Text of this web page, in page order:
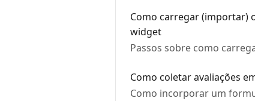
Como carregar (importar)
widget
Passos sobre como
Como coletar avaliações
Como incorporar um